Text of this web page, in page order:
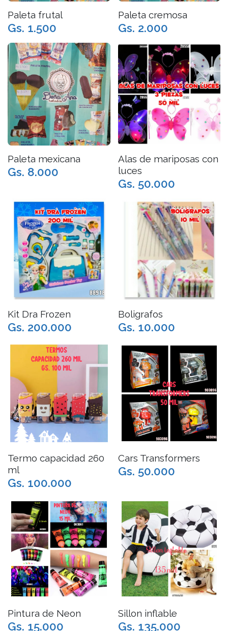
Paleta frutal
Gs. 1.500
Paleta cremosa
Gs. 2.000
Paleta mexicana
Gs. 8.000
Alas de mariposas con
luces
Gs. 50.000
Kit Dra Frozen
Gs. 200.000
Boligrafos
Gs. 10.000
Termo capacidad 260
ml
Gs. 100.000
Cars Transformers
Gs. 50.000
Pintura de Neon
Gs. 15.000
Sillon inflable
Gs. 135.000